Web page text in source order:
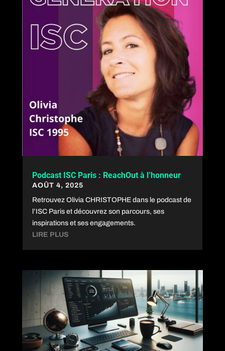
Podcast ISC Paris : ReachOut à l’honneur
AOÛT 4, 2025
Retrouvez Olivia CHRISTOPHE dans le podcast de
l’ISC Paris et découvrez son parcours, ses
inspirations et ses engagements.
LIRE PLUS